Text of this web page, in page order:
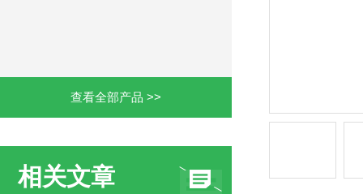
查看全部产品 >>
相关文章